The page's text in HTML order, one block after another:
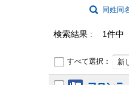
同姓同
検索結果 1件中
すべて選択： 新